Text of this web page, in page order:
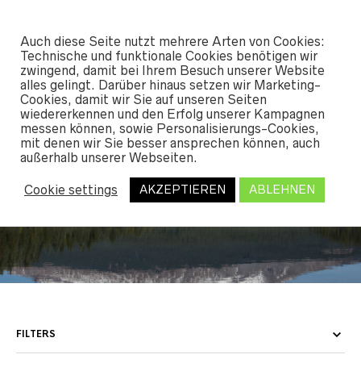
START/ SHOP/OUTERWEAR/ OVERALLS WOMEN
Overalls Women
FILTERS
Auch diese Seite nutzt mehrere Arten von Cookies:
Technische und funktionale Cookies benötigen wir
zwingend, damit bei Ihrem Besuch unserer Website
alles gelingt. Darüber hinaus setzen wir Marketing-
Cookies, damit wir Sie auf unseren Seiten
wiedererkennen und den Erfolg unserer Kampagnen
messen können, sowie Personalisierungs-Cookies,
mit denen wir Sie besser ansprechen können, auch
außerhalb unserer Webseiten.
Cookie settings AKZEPTIEREN ABLEHNEN